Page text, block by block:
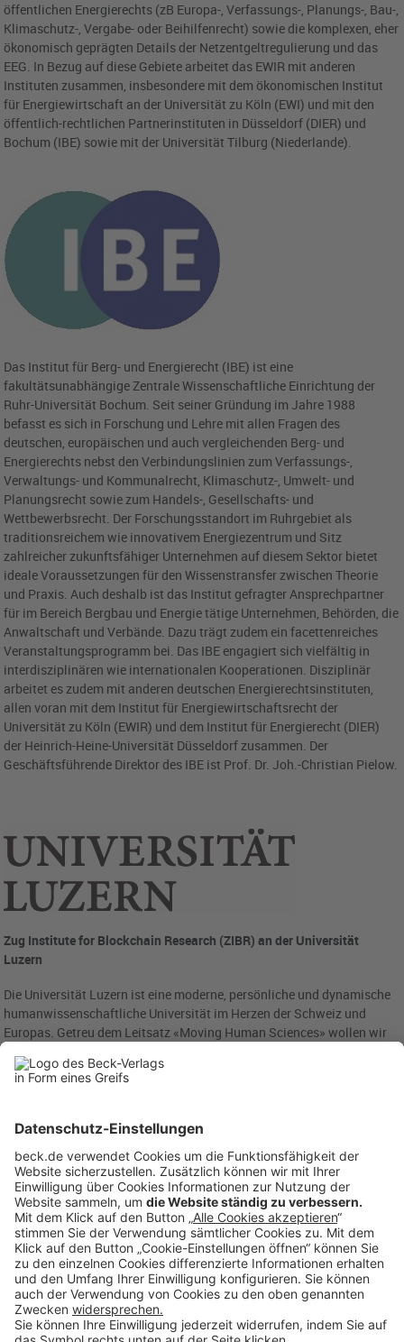
öffentlichen Energierechts (zB Europa-, Verfassungs-, Planungs-, Bau-,
Klimaschutz-, Vergabe- oder Beihilfenrecht) sowie die komplexen, eher
ökonomisch geprägten Details der Netzentgeltregulierung und das
EEG. In Bezug auf diese Gebiete arbeitet das EWIR mit anderen
Instituten zusammen, insbesondere mit dem ökonomischen Institut
für Energiewirtschaft an der Universität zu Köln (EWI) und mit den
öffentlich-rechtlichen Partnerinstituten in Düsseldorf (DIER) und
Bochum (IBE) sowie mit der Universität Tilburg (Niederlande).
Das Institut für Berg- und Energierecht (IBE) ist eine
fakultätsunabhängige Zentrale Wissenschaftliche Einrichtung der
Ruhr-Universität Bochum. Seit seiner Gründung im Jahre 1988
befasst es sich in Forschung und Lehre mit allen Fragen des
deutschen, europäischen und auch vergleichenden Berg- und
Energierechts nebst den Verbindungslinien zum Verfassungs-,
Verwaltungs- und Kommunalrecht, Klimaschutz-, Umwelt- und
Planungsrecht sowie zum Handels-, Gesellschafts- und
Wettbewerbsrecht. Der Forschungsstandort im Ruhrgebiet als
traditionsreichem wie innovativem Energiezentrum und Sitz
zahlreicher zukunftsfähiger Unternehmen auf diesem Sektor bietet
ideale Voraussetzungen für den Wissenstransfer zwischen Theorie
und Praxis. Auch deshalb ist das Institut gefragter Ansprechpartner
für im Bereich Bergbau und Energie tätige Unternehmen, Behörden, die
Anwaltschaft und Verbände. Dazu trägt zudem ein facettenreiches
Veranstaltungsprogramm bei. Das IBE engagiert sich vielfältig in
interdisziplinären wie internationalen Kooperationen. Disziplinär
arbeitet es zudem mit anderen deutschen Energierechtsinstituten,
allen voran mit dem Institut für Energiewirtschaftsrecht der
Universität zu Köln (EWIR) und dem Institut für Energierecht (DIER)
der Heinrich-Heine-Universität Düsseldorf zusammen. Der
Geschäftsführende Direktor des IBE ist Prof. Dr. Joh.-Christian Pielow.
Zug Institute for Blockchain Research (ZIBR) an der Universität
Luzern
Die Universität Luzern ist eine moderne, persönliche und dynamische
humanwissenschaftliche Universität im Herzen der Schweiz und
Europas. Getreu dem Leitsatz «Moving Human Sciences» wollen wir
zwei universitären Forschungszentren zu einem zukunftsweisenden
und international sichtbaren Zentrum von Forschung und Lehre zu
befindende «Zug Institute for Blockchain Research (ZIBR)» wird aus
Universität Luzern bestehen. Das Institut mit Ihren Forschungsteams
wird sich mit den gesellschaftlichen, politischen, rechtlichen und
ökonomischen Konsequenzen der Blockchain-Technologie
auseinandersetzen. Damit soll ein in seiner Breite und Vielfalt
weltweit einzigartiges Institut für humanwissenschaftlich
ausgerichtete Blockchainforschung entstehen. An dem zum ZIBR
gehörendenLehrstuhl für Energierecht und Blockchainwird zu
Fragestellungen an der Schnittstelle von Energiemärkten,
Digitalisierung und Blockchain-Technologie geforscht (z.B. zu Peer-to-
Peer-Energiehandelssystemen, der Regulierung dezentraler